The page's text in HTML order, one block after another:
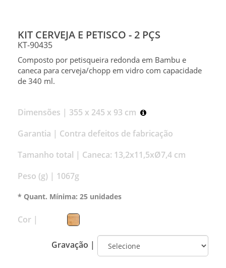
KIT CERVEJA E PETISCO - 2 PÇS
KT-90435
Composto por petisqueira redonda em Bambu e
caneca para cerveja/chopp em vidro com capacidade
de 340 ml.
Dimensões | 355 x 245 x 93 cm
Garantia | Contra defeitos de fabricação
Tamanho total | Caneca: 13,2x11,5xØ7,4 cm
Peso (g) | 1067g
* Quant. Mínima: 25 unidades
Cor |
Gravação |